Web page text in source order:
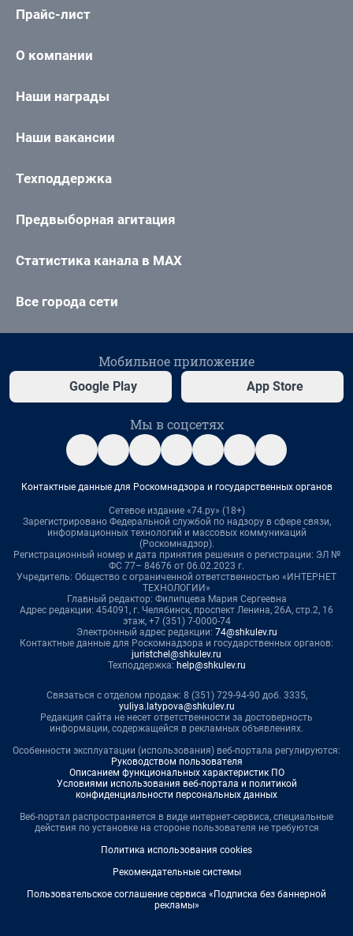
Прайс-лист
О компании
Наши награды
Наши вакансии
Техподдержка
Предвыборная агитация
Статистика канала в MAX
Все города сети
Мобильное приложение
Google Play App Store
Мы в соцсетях
Контактные данные для Роскомнадзора и государственных органов
Сетевое издание «74.ру» (18+)
Зарегистрировано Федеральной службой по надзору в сфере связи,
информационных технологий и массовых коммуникаций
(Роскомнадзор).
Регистрационный номер и дата принятия решения о регистрации: ЭЛ №
ФС 77– 84676 от 06.02.2023 г.
Учредитель: Общество с ограниченной ответственностью «ИНТЕРНЕТ
ТЕХНОЛОГИИ»
Главный редактор: Филипцева Мария Сергеевна
Адрес редакции: 454091, г. Челябинск, проспект Ленина, 26А, стр.2, 16
этаж, +7 (351) 7-0000-74
Электронный адрес редакции: 74@shkulev.ru
Контактные данные для Роскомнадзора и государственных органов:
juristchel@shkulev.ru
Техподдержка: help@shkulev.ru
Связаться с отделом продаж: 8 (351) 729-94-90 доб. 3335,
yuliya.latypova@shkulev.ru
Редакция сайта не несет ответственности за достоверность
информации, содержащейся в рекламных объявлениях.
Особенности эксплуатации (использования) веб-портала регулируются:
Руководством пользователя
Описанием функциональных характеристик ПО
Условиями использования веб-портала и политикой
конфиденциальности персональных данных
Веб-портал распространяется в виде интернет-сервиса, специальные
действия по установке на стороне пользователя не требуются
Политика использования cookies
Рекомендательные системы
Пользовательское соглашение сервиса «Подписка без баннерной
рекламы»